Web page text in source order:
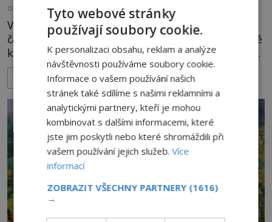
OD MIREK BRÁT 6.8.2026 5.5TIS
V indickém svazovém státu Gudžarát se nachází
část pobřeží, které má hodně temnou pověst. Jistě
k tomu přispívá i černý písek této pláže. Proč má
pláž takové netypické zbarvení? Nakolik jsou
pravdivé historky, že zde došlo k nevysvětlitelným
zmizením turistů? Ti, kteří se nebojí, nás mohou
následovat. Vstupujeme na pláž Dumas ve městě
Surat. Gu
ZOBRAZIT VÍCE
Tyto webové stránky
používají soubory cookie.
K personalizaci obsahu, reklam a analýze
návštěvnosti používáme soubory cookie.
Informace o vašem používání našich
stránek také sdílíme s našimi reklamními a
analytickými partnery, kteří je mohou
kombinovat s dalšími informacemi, které
jste jim poskytli nebo které shromáždili při
vašem používání jejich služeb.Více
informací
ZOBRAZIT VŠECHNY PARTNERY (1616)
→